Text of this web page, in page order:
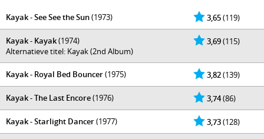
3,65(119)
Kayak - See See the Sun(1973)
3,69(115)
Kayak - Kayak(1974)
Alternatieve titel: Kayak (2nd Album)
3,82(139)
Kayak - Royal Bed Bouncer(1975)
3,74(86)
Kayak - The Last Encore(1976)
3,73(128)
Kayak - Starlight Dancer(1977)